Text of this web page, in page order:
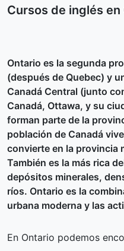
Cursos de inglés
Ontario es la segunda
(después de Quebec) y
Canadá Central (junto
Canadá, Ottawa, y su
forman parte de la
población de Canadá
convierte en la provincia
También es la más rica
depósitos minerales,
ríos. Ontario es la
urbana moderna y las
En Ontario podemos